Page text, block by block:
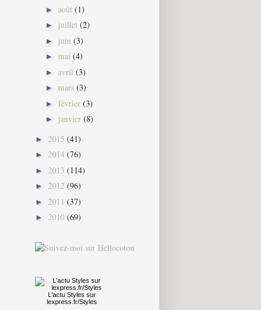
► août (1)
► juillet (2)
► juin (3)
► mai (4)
► avril (3)
► mars (3)
► février (3)
► janvier (8)
► 2015 (41)
► 2014 (76)
► 2013 (114)
► 2012 (96)
► 2011 (37)
► 2010 (69)
L'actu Styles sur
lexpress.fr/Styles